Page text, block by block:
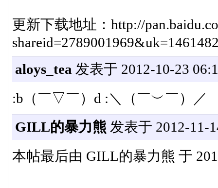
更新下载地址：http://
aloys_tea 发表于 2012-10-23
:b（￣▽￣）d :＼（￣︶￣）／
GILL的暴力熊 发表于 2012-11-
本帖最后由 GILL的暴力熊 于